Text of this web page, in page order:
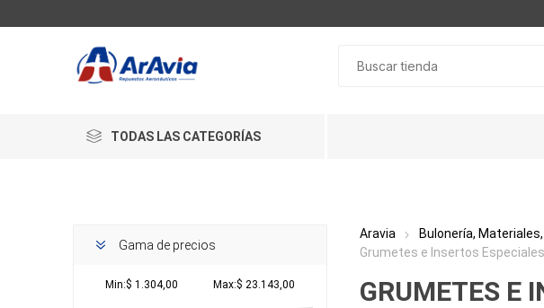
TODAS LAS CATEGORÍAS
Aravia Bulonería,
Grumetes e Insertos Especiales
GRUMETES E
Gama de precios
Min:$ 1.304,00 Max:$ 23.143,00